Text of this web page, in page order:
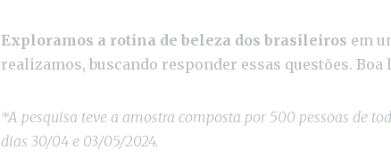
Exploramos a rotina de beleza dos brasileiros em
realizamos, buscando responder essas questões. Boa
*A pesquisa teve a amostra composta por 500 pessoas de
dias 30/04 e 03/05/2024.